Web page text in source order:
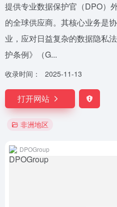
提供专业数据保护官（DPO）
的全球供应商。其核心业务是
业，应对日益复杂的数据隐私
护条例》（G...
收录时间： 2025-11-13
打开网站
非洲地区
DPOGroup